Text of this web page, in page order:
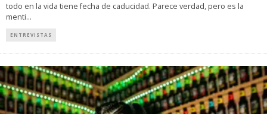
todo en la vida tiene fecha de caducidad. Parece verdad, pero es la
menti...
ENTREVISTAS